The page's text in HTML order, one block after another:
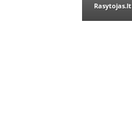
Rasytojas.lt